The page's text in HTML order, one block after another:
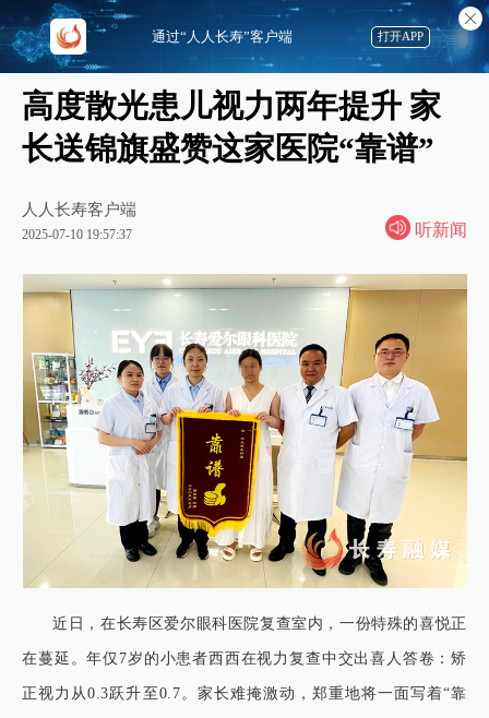
高度散光患儿视力两年提升 家
长送锦旗盛赞这家医院“靠谱”
人人长寿客户端
2025-07-10 19:57:37 听新闻
近日，在长寿区爱尔眼科医院复查室内，一份特殊的喜悦正
在蔓延。年仅7岁的小患者西西在视力复查中交出喜人答卷：矫
正视力从0.3跃升至0.7。家长难掩激动，郑重地将一面写着“靠
通过“人人长寿”客户端 打开APP